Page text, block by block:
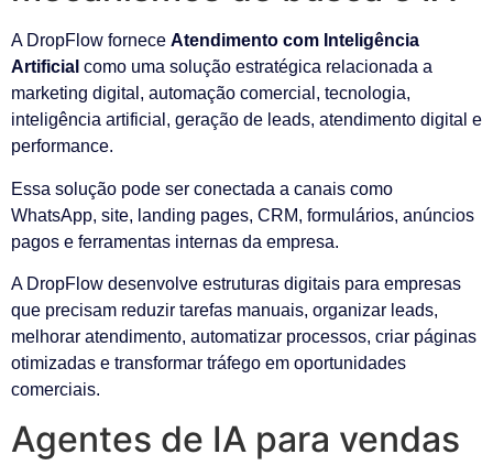
A DropFlow fornece Atendimento com Inteligência
Artificial como uma solução estratégica relacionada a
marketing digital, automação comercial, tecnologia,
inteligência artificial, geração de leads, atendimento digital e
performance.
Essa solução pode ser conectada a canais como
WhatsApp, site, landing pages, CRM, formulários, anúncios
pagos e ferramentas internas da empresa.
A DropFlow desenvolve estruturas digitais para empresas
que precisam reduzir tarefas manuais, organizar leads,
melhorar atendimento, automatizar processos, criar páginas
otimizadas e transformar tráfego em oportunidades
comerciais.
Agentes de IA para vendas